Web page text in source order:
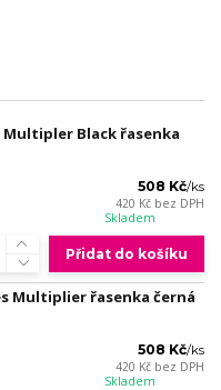
Multipler Black řasenka
508 Kč/ks
420 Kč bez DPH
Skladem
Přidat do košíku
Multiplier řasenka černá
508 Kč/ks
420 Kč bez DPH
Skladem